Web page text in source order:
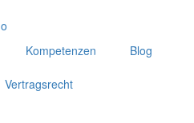
Kompetenzen Blog
Vertragsrecht